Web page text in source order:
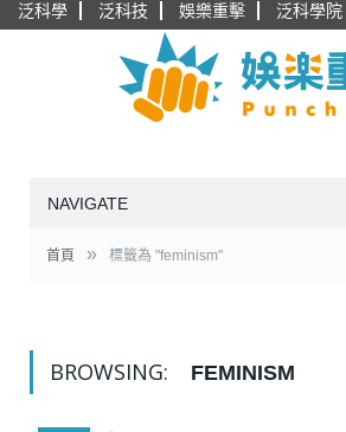
泛科學 泛科技 娛樂重擊 泛科學院
NAVIGATE
首頁 » 標籤為 "feminism"
BROWSING: FEMINISM